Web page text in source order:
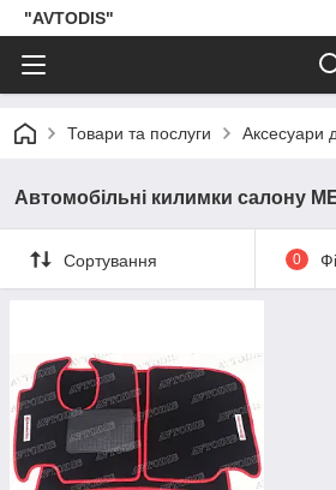
"AVTODIS"
Товари та послуги Аксесуари
Автомобільні килимки салону
Сортування 0